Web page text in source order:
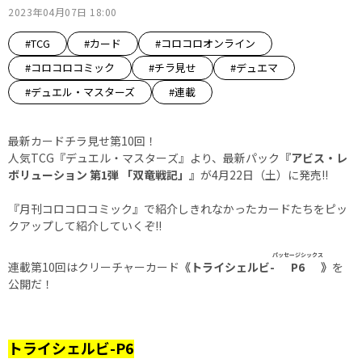
2023年04月07日 18:00
#TCG #カード
#コロコロオンライン
#コロコロコミック
#チラ見せ
#デュエマ
#デュエル・マスターズ
#連載
最新カードチラ見せ第10回！
人気TCG『デュエル・マスターズ』より、最新パック 『アビス・レ
ボリューション 第1弾 「双竜戦記」』 が4月22日（土）に発売!!
『月刊コロコロコミック』で紹介しきれなかったカードたちをピッ
クアップして紹介していくぞ!!
連載第10回はクリーチャーカード 《トライシェルビ- P6
パッセージシックス
》 を
公開だ！
トライシェルビ-P6